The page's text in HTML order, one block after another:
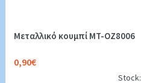
Μεταλλικό κουμπί MT-OZ8006
0,90€
Stock: